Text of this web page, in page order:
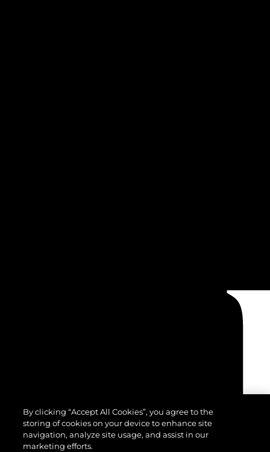
By clicking “Accept All Cookies”, you agree to the
storing of cookies on your device to enhance site
navigation, analyze site usage, and assist in our
marketing efforts.